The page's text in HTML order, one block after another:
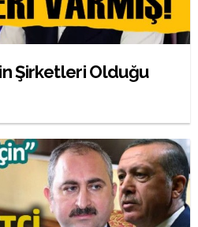
Şirketleri Olduğu